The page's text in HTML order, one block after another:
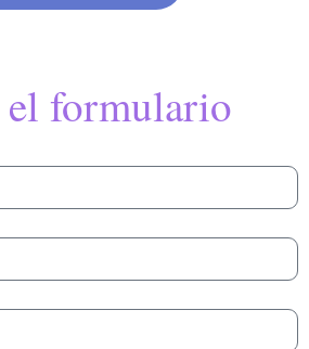
formulario